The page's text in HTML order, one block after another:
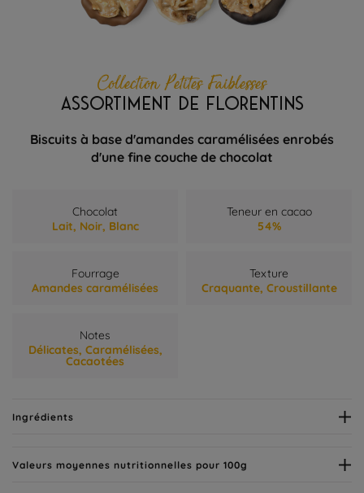
Collection Petites Faiblesses
ASSORTIMENT DE FLORENTINS
Biscuits à base d'amandes caramélisées enrobés
d'une fine couche de chocolat
Chocolat
Lait, Noir, Blanc
Teneur en cacao
54%
Fourrage
Amandes caramélisées
Texture
Craquante, Croustillante
Notes
Délicates, Caramélisées,
Cacaotées
Ingrédients
Valeurs moyennes nutritionnelles pour 100g